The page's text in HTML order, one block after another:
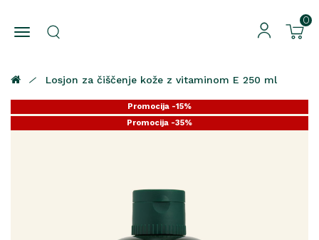
0
Losjon za čiščenje kože z vitaminom E 250 ml
Promocija -15%
Promocija -25%
Promocija -35%